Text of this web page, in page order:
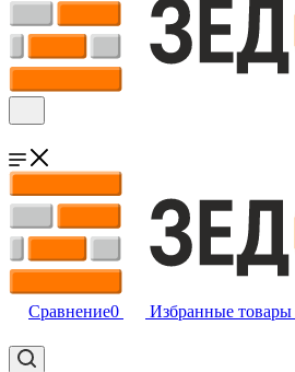
Сравнение0 Избранные товары